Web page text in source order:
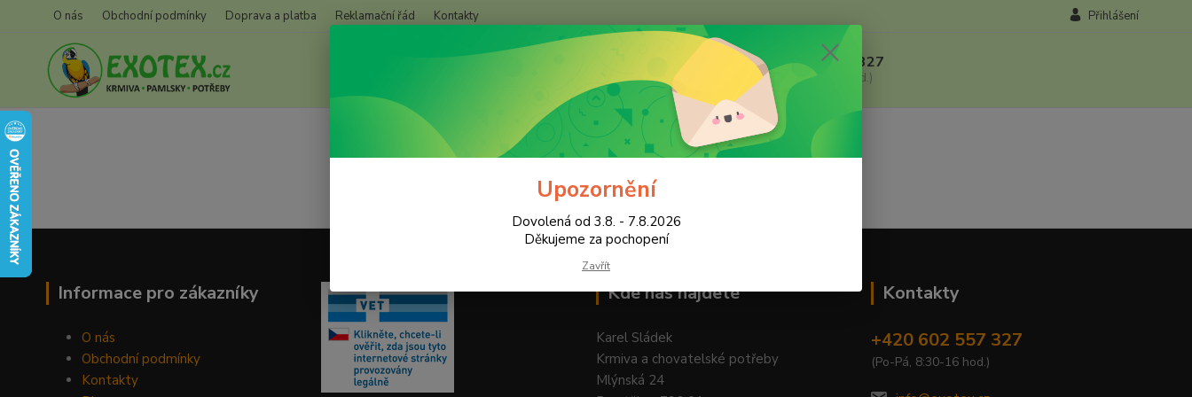
O nás Obchodní podmínky Doprava a platba Reklamační řád Kontakty Přihlášení
+420 602 557 327
(Po-Pá, 8:30-16 hod.)
Informace pro zákazníky
O nás
Obchodní podmínky
Kontakty
Kde nás najdete
Karel Sládek
Krmiva a chovatelské potřeby
Mlýnská 24
Kontakty
+420 602 557 327
(Po-Pá, 8:30-16 hod.)
Upozornění
Dovolená od 3.8. - 7.8.2026
Děkujeme za pochopení
Zavřít